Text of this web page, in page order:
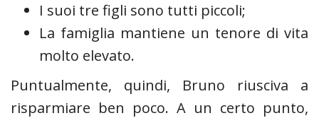
I suoi tre figli sono tutti piccoli;
La famiglia mantiene un tenore di vita
molto elevato.
Puntualmente, quindi, Bruno riusciva a
risparmiare ben poco. A un certo punto,